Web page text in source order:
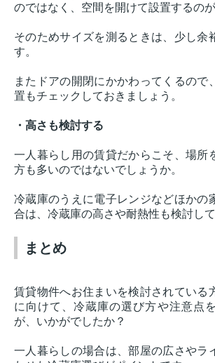
のではなく、空間を開けて設置するのが
そのためサイズを測るときは、少し余
す。
またドアの開閉にかかわってくるので
置もチェックしておきましょう。
・高さも検討する
一人暮らし用の賃貸だからこそ、場所
方も多いのではないでしょうか。
冷蔵庫のうえに電子レンジなどほかの
合は、冷蔵庫の高さや耐熱性も検討して
まとめ
賃貸物件へお住まいを検討されている
に向けて、冷蔵庫の選び方や注意点
が、いかがでしたか？
一人暮らしの場合は、部屋の広さやラ